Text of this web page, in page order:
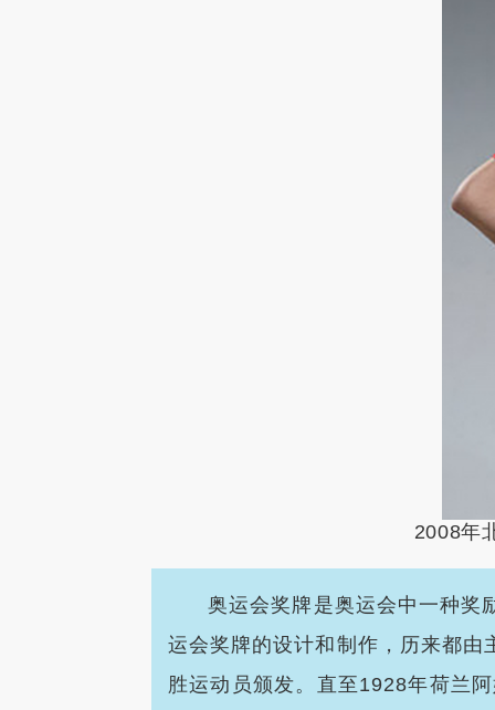
2008年
奥运会奖牌是奥运会中一种奖
运会奖牌的设计和制作，历来都
胜运动员颁发。直至1928年荷兰